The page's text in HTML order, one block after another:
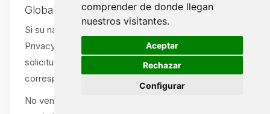
comprender de donde llegan
nuestros visitantes.
Aceptar
Rechazar
Configurar
Global Privacy Control (GPC)
Si su navegador o extensión envía una señal Global
Privacy Control (GPC), la tratamos como una
solicitud de exclusión de venta/compartir cuando
corresponda.
No vendemos ni compartimos información personal
🍪